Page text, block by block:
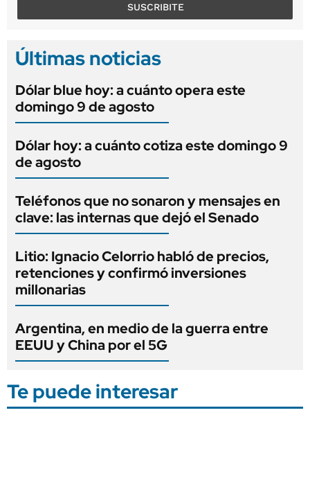
SUSCRIBITE
Últimas noticias
Dólar blue hoy: a cuánto opera este
domingo 9 de agosto
Dólar hoy: a cuánto cotiza este domingo 9
de agosto
Teléfonos que no sonaron y mensajes en
clave: las internas que dejó el Senado
Litio: Ignacio Celorrio habló de precios,
retenciones y confirmó inversiones
millonarias
Argentina, en medio de la guerra entre
EEUU y China por el 5G
Te puede interesar